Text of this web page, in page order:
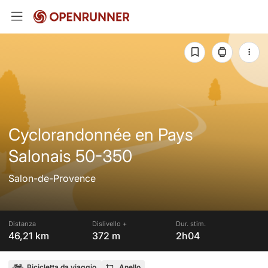
Cyclorandonnée en Pays
Salonais 50-350
Salon-de-Provence
Distanza
46,21 km
Dislivello +
372 m
Dur. stim.
2h04